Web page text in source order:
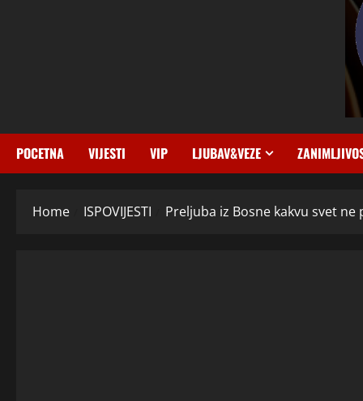
POCETNA VIJESTI VIP LJUBAV&VEZE
Home ISPOVIJESTI Preljuba iz Bosne kakvu svet